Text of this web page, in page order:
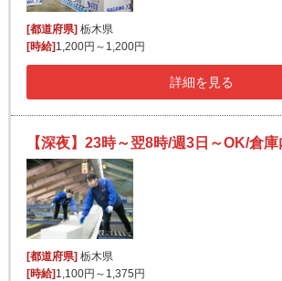
[都道府県] 栃木県
[時給] 1,200円～1,200円
詳細を見る
[都道府県] 栃木県
[時給] 1,100円～1,375円